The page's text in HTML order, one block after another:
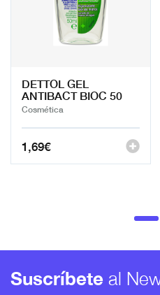
DETTOL GEL
ANTIBACT BIOC 50
Cosmética
1,69€
Suscríbete al